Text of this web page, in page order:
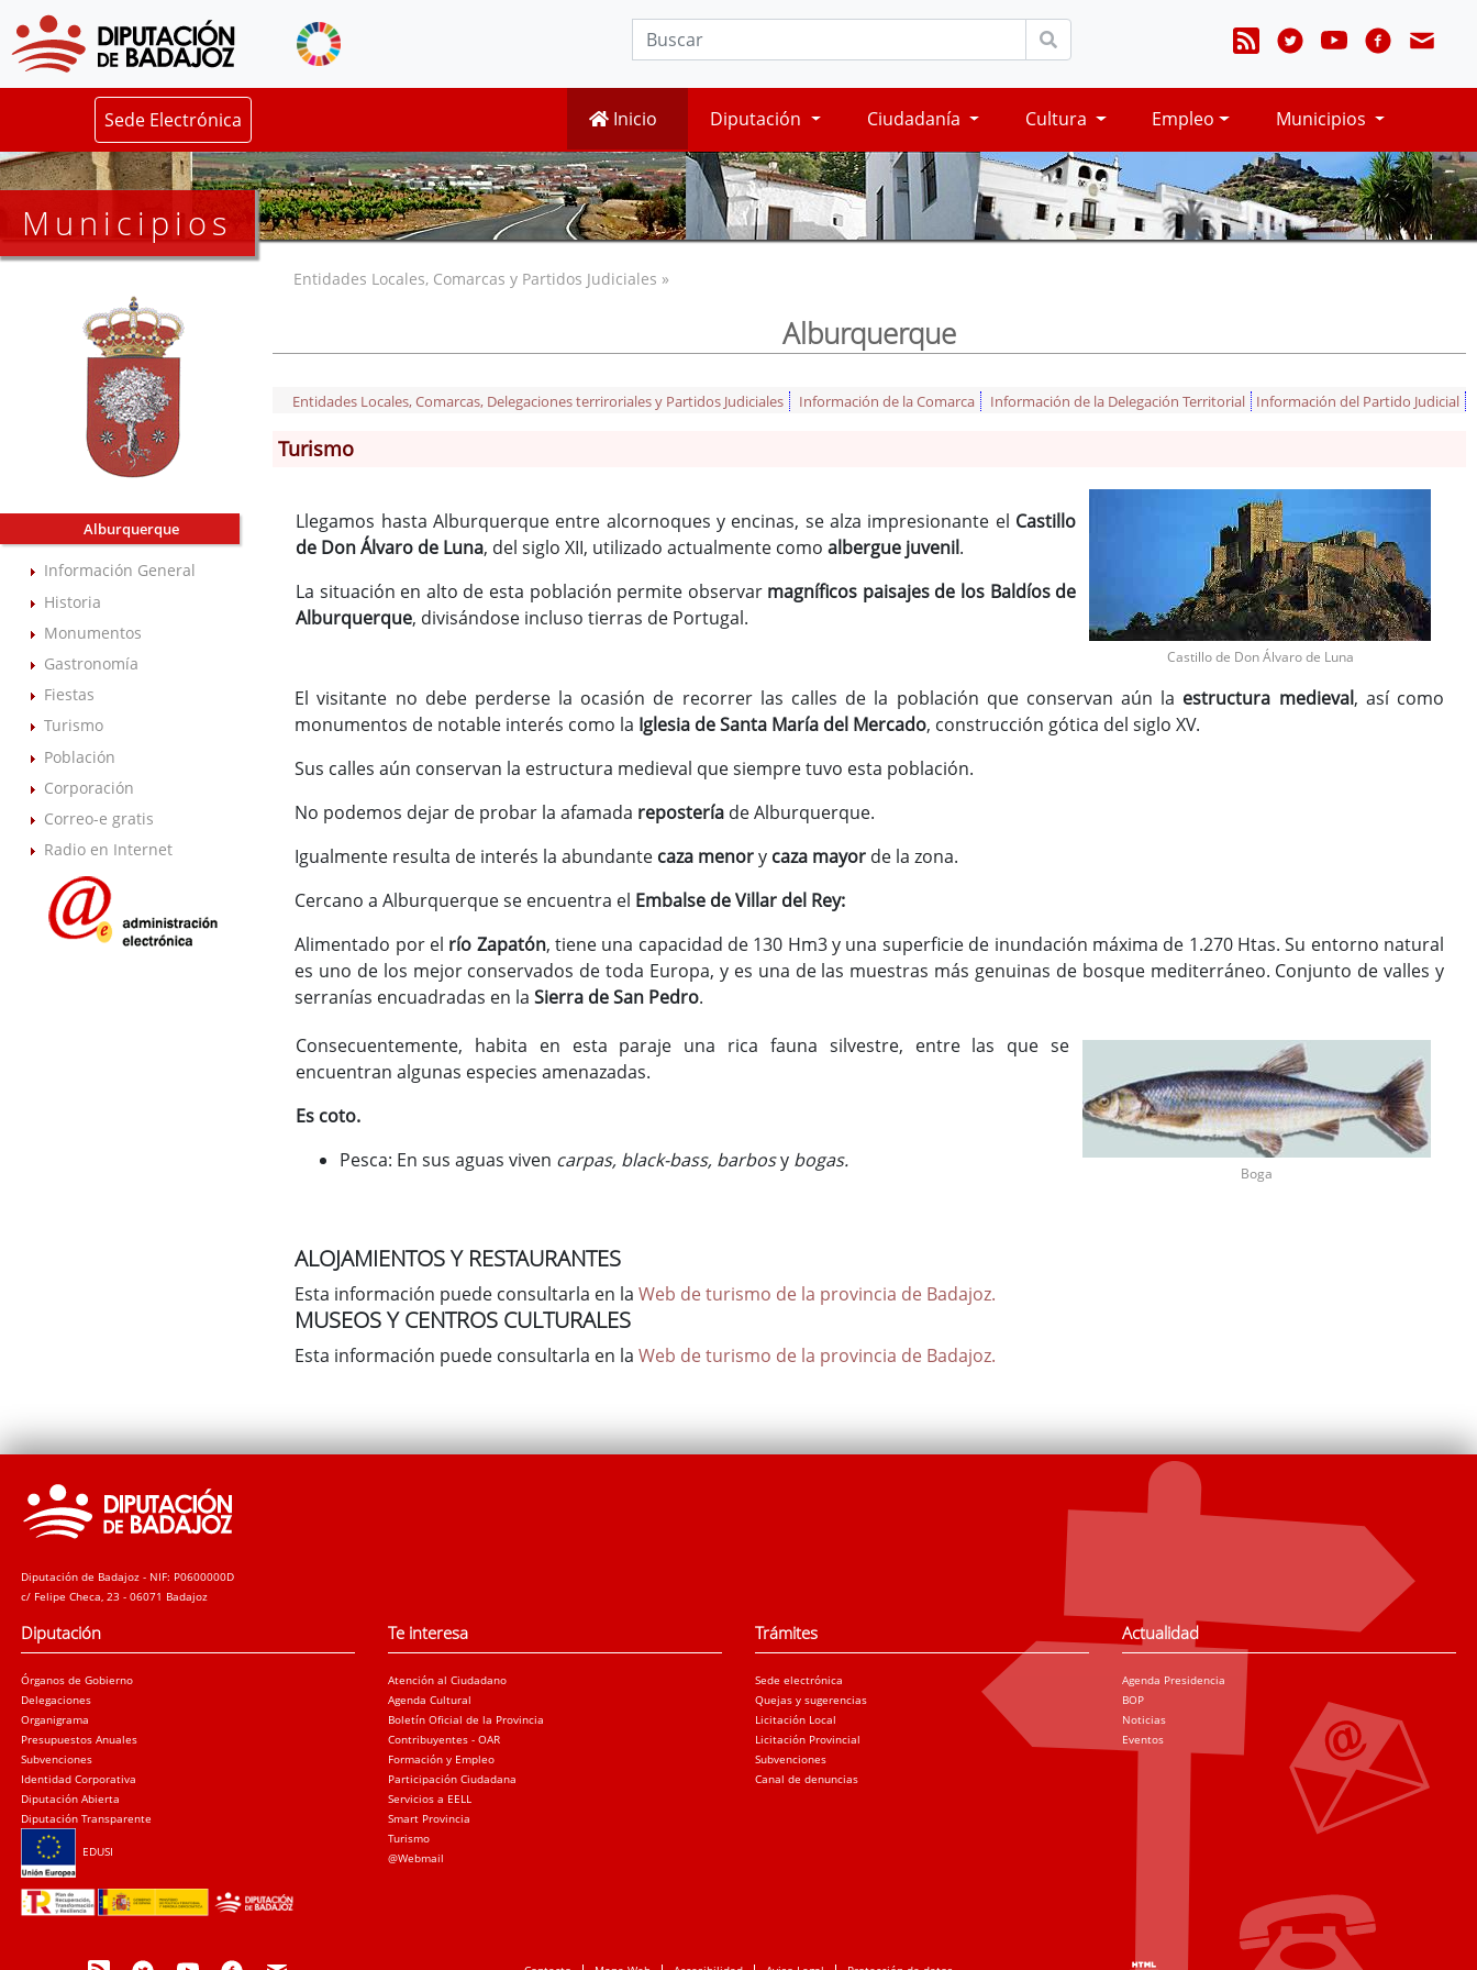
Sede Electrónica Inicio Diputación Ciudadanía Cultura Empleo Municipios
Municipios
Alburquerque
Información General
Historia
Monumentos
Gastronomía
Fiestas
Turismo
Población
Corporación
Correo-e gratis
Radio en Internet
Entidades Locales, Comarcas y Partidos Judiciales »
Alburquerque
Entidades Locales, Comarcas, Delegaciones terriroriales y Partidos Judiciales Información de la Comarca Información de la Delegación Territorial Información del Partido Judicial
Turismo
Llegamos hasta Alburquerque entre alcornoques y encinas, se alza impresionante el Castillo
de Don Álvaro de Luna, del siglo XII, utilizado actualmente comoalbergue juvenil.
La situación en alto de esta población permite observar magníficos paisajes de los Baldíos de
Alburquerque, divisándose incluso tierras de Portugal.
Castillo de Don Álvaro de Luna
El visitante no debe perderse la ocasión de recorrer las calles de la población que conservan aún la estructura medieval, así como
monumentos de notable interés como la Iglesia de Santa María del Mercado, construcción gótica del siglo XV.
Sus calles aún conservan la estructura medieval que siempre tuvo esta población.
No podemos dejar de probar la afamada repostería de Alburquerque.
Igualmente resulta de interés la abundante caza menory caza mayor de la zona.
Cercano a Alburquerque se encuentra el Embalse de Villar del Rey:
Alimentado por el río Zapatón, tiene una capacidad de 130 Hm3 y una superficie de inundación máxima de 1.270 Htas. Su entorno natural
es uno de los mejor conservados de toda Europa, y es una de las muestras más genuinas de bosque mediterráneo. Conjunto de valles y
serranías encuadradas en laSierra de San Pedro.
Consecuentemente, habita en esta paraje una rica fauna silvestre, entre las que se
encuentran algunas especies amenazadas.
Es coto.
Pesca: En sus aguas viven carpas, black-bass, barbosy bogas.
Boga
ALOJAMIENTOS Y RESTAURANTES
Esta información puede consultarla en laWeb de turismo de la provincia de Badajoz.
MUSEOS Y CENTROS CULTURALES
Esta información puede consultarla en laWeb de turismo de la provincia de Badajoz.
Diputación de Badajoz - NIF: P0600000D
c/ Felipe Checa, 23 - 06071 Badajoz
Diputación
Órganos de Gobierno
Delegaciones
Organigrama
Presupuestos Anuales
Subvenciones
Identidad Corporativa
Diputación Abierta
Diputación Transparente
EDUSI
Te interesa
Atención al Ciudadano
Agenda Cultural
Boletín Oficial de la Provincia
Contribuyentes - OAR
Formación y Empleo
Participación Ciudadana
Servicios a EELL
Smart Provincia
Turismo
@Webmail
Trámites
Sede electrónica
Quejas y sugerencias
Licitación Local
Licitación Provincial
Subvenciones
Canal de denuncias
Actualidad
Agenda Presidencia
BOP
Noticias
Eventos